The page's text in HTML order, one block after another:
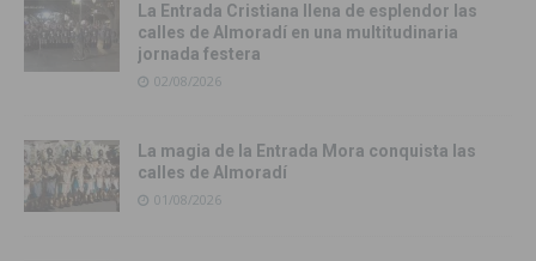
La Entrada Cristiana llena de esplendor las
calles de Almoradí en una multitudinaria
jornada festera
02/08/2026
La magia de la Entrada Mora conquista las
calles de Almoradí
01/08/2026